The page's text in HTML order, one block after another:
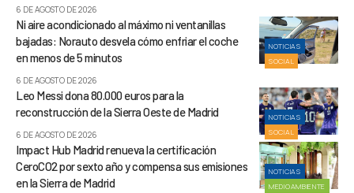
6 DE AGOSTO DE 2026
NOTICIAS
SOCIAL
Ni aire acondicionado al máximo ni ventanillas
bajadas: Norauto desvela cómo enfriar el coche
en menos de 5 minutos
6 DE AGOSTO DE 2026
NOTICIAS
SOCIAL
Leo Messi dona 80.000 euros para la
reconstrucción de la Sierra Oeste de Madrid
6 DE AGOSTO DE 2026
NOTICIAS
MEDIOAMBIENTE
Impact Hub Madrid renueva la certificación
CeroCO2 por sexto año y compensa sus emisiones
en la Sierra de Madrid